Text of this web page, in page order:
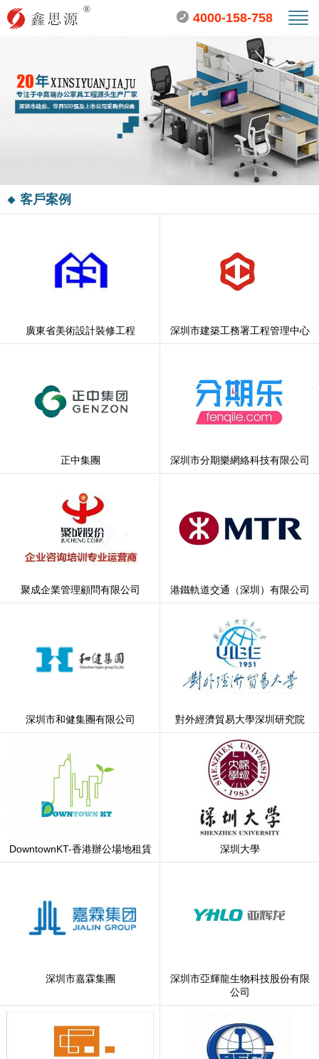
4000-158-758
客戶案例
廣東省美術設計裝修工程 深圳市建築工務署工程管理中心
正中集團 深圳市分期樂網絡科技有限公司
聚成企業管理顧問有限公司 港鐵軌道交通（深圳）有限公司
深圳市和健集團有限公司 對外經濟貿易大學深圳研究院
DowntownKT-香港辦公場地租賃 深圳大學
深圳市嘉霖集團
深圳市亞輝龍生物科技股份有限
公司